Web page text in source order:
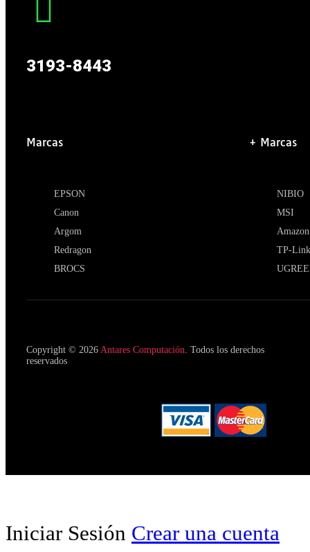
3193-8443
Marcas
EPSON
Canon
Argom
Redragon
BROCS
+ Marcas
NIBIO
MSI
Amazon
TP-Link
Copyright © 2026 Antares Computación. Todos los derechos
reservados
Iniciar Sesión Crear una cuenta